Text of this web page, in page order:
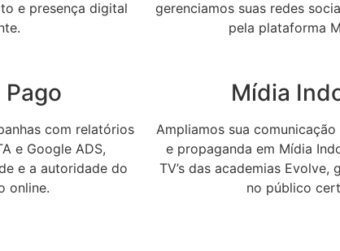
e presença digital
Pago
com relatórios
e Google ADS,
e a autoridade do
online.
gerenciamos suas redes
pela plataforma
Mídia
Ampliamos sua
e propaganda em Mídia
TV’s das academias Evolve,
no público